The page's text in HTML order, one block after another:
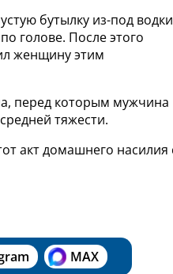
бутылку из-под
голове. После этого
женщину этим
перед которым мужчина
тяжести.
акт домашнего насилия
MAX